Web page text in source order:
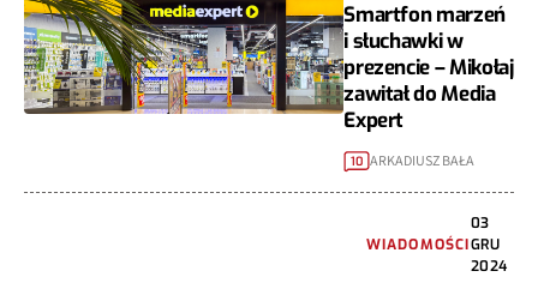
Smartfon marzeń
i słuchawki w
prezencie – Mikołaj
zawitał do Media
Expert
10 ARKADIUSZ BAŁA
WIADOMOŚCI
03
GRU
2024